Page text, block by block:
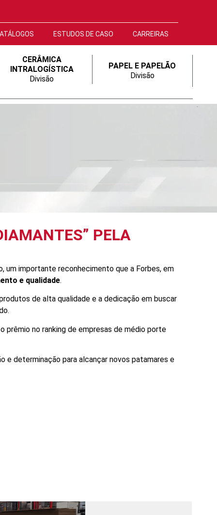
ESTUDOS DE CASO CARREIRAS
CERÂMICA
INTRALOGÍSTICA
Divisão
PAPEL E PAPELÃO
Divisão
PELA
um importante reconhecimento que a Forbes, em
e qualidade.
de alta qualidade e a dedicação em buscar
prêmio no ranking de empresas de médio porte
e determinação para alcançar novos patamares e